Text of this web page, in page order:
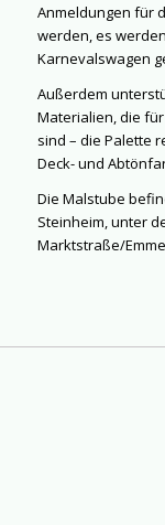
Anmeldungen für
werden, es
Karnevalswagen
Außerdem
Materialien, die
sind – die Palette
Deck- und
Die Malstube
Steinheim, unter
Marktstraße/